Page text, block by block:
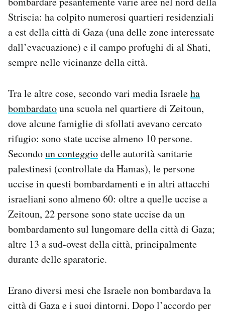
Striscia: ha colpito numerosi quartieri residenziali
a est della città di Gaza (una delle zone interessate
dall’evacuazione) e il campo profughi di al Shati,
sempre nelle vicinanze della città.
Tra le altre cose, secondo vari media Israeleha
bombardatouna scuola nel quartiere di Zeitoun,
dove alcune famiglie di sfollati avevano cercato
rifugio: sono state uccise almeno 10 persone.
Secondoun conteggiodelle autorità sanitarie
palestinesi (controllate da Hamas), le persone
uccise in questi bombardamenti e in altri attacchi
israeliani sono almeno 60: oltre a quelle uccise a
Zeitoun, 22 persone sono state uccise da un
bombardamento sul lungomare della città di Gaza;
altre 13 a sud-ovest della città, principalmente
durante delle sparatorie.
Erano diversi mesi che Israele non bombardava la
città di Gaza e i suoi dintorni. Dopo l’accordo per